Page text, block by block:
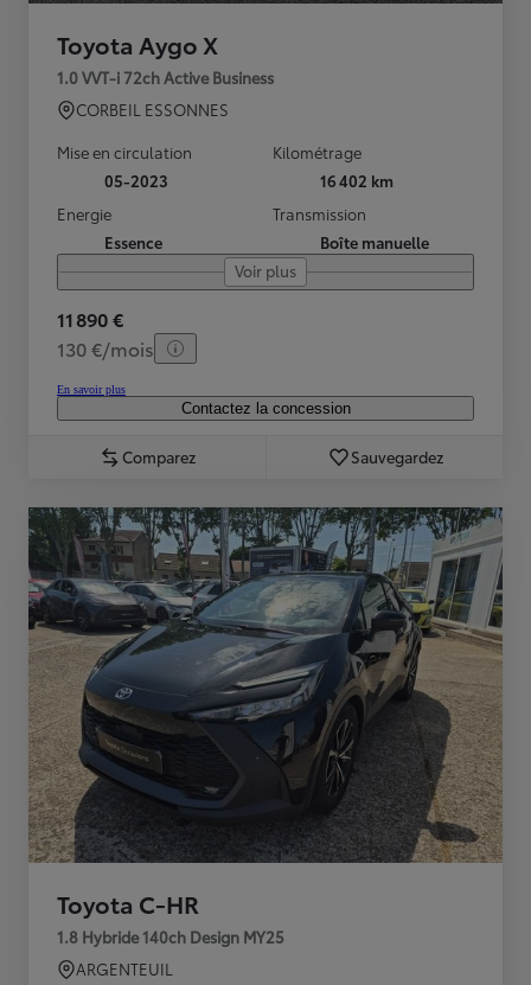
Toyota Aygo X
1.0 VVT-i 72ch Active Business
CORBEIL ESSONNES
Mise en circulation
05-2023
Kilométrage
16 402 km
Energie
Essence
Transmission
Boîte manuelle
Voir plus
11 890 €
130 €/mois
En savoir plus
Contactez la concession
Comparez Sauvegardez
Toyota C-HR
1.8 Hybride 140ch Design MY25
ARGENTEUIL